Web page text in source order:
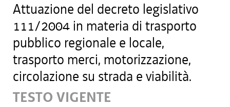
Attuazione del decreto legislativo
111/2004 in materia di trasporto
pubblico regionale e locale,
trasporto merci, motorizzazione,
circolazione su strada e viabilità.
TESTO VIGENTE